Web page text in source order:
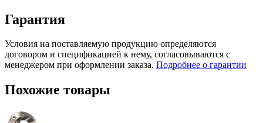
Гарантия
Условия на поставляемую продукцию определяются
договором и спецификацией к нему, согласовываются с
менеджером при оформлении заказа. Подробнее о гарантии
Похожие товары